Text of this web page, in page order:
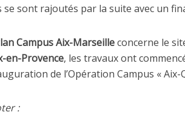
se sont rajoutés par la suite avec un
Campus Aix-Marseilleconcerne le
en-Provence, les travaux ont
de l’Opération Campus «
: